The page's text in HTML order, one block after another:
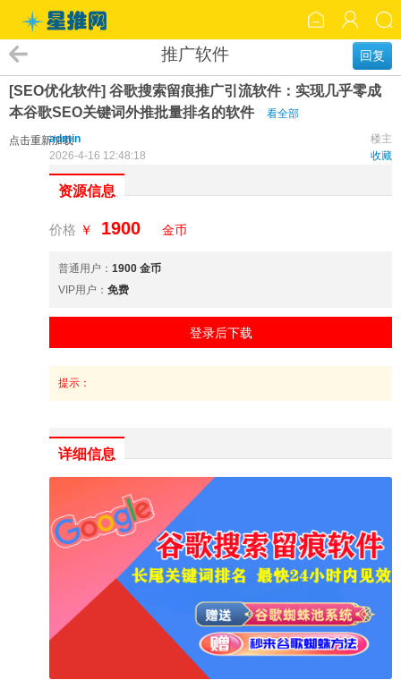
回复
推广软件
[SEO优化软件] 谷歌搜索留痕推广引流软件：实现几乎零成
本谷歌SEO关键词外推批量排名的软件
看全部
点击重新加载 楼主
admin
收藏
2026-4-16 12:48:18
资源信息
价格 ￥ 1900 金币
普通用户： 1900 金币
VIP用户： 免费
登录后下载
提示：
详细信息